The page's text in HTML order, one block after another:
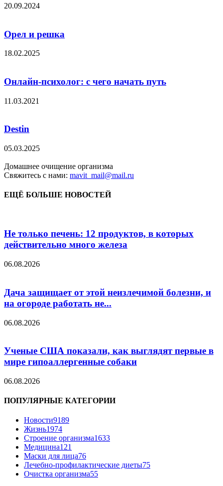
20.09.2024
Орел и решка
18.02.2025
Онлайн-психолог: с чего начать путь
11.03.2021
Destin
05.03.2025
Домашнее очищение организма
Свяжитесь с нами: mavit_mail@mail.ru
ЕЩЁ БОЛЬШЕ НОВОСТЕЙ
Не только печень: 12 продуктов, в которых
действительно много железа
06.08.2026
Дача защищает от этой неизлечимой болезни, и
на огороде работать не...
06.08.2026
Ученые США показали, как выглядят первые в
мире гипоаллергенные собаки
06.08.2026
ПОПУЛЯРНЫЕ КАТЕГОРИИ
Новости9189
Жизнь1974
Строение организма1633
Медицина121
Маски для лица76
Лечебно-профилактические диеты75
Очистка организма55